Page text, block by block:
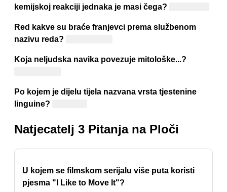
kemijskoj reakciji jednaka je masi čega?
Red kakve su braće franjevci prema službenom
nazivu reda?
Koja neljudska navika povezuje mitološke...?
Po kojem je dijelu tijela nazvana vrsta tjestenine
linguine?
Natjecatelj 3 Pitanja na Ploči
U kojem se filmskom serijalu više puta koristi
pjesma "I Like to Move It"?